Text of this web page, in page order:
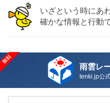
いざという時にあ
確かな情報と行動
雨雲レ
tenki.jp公